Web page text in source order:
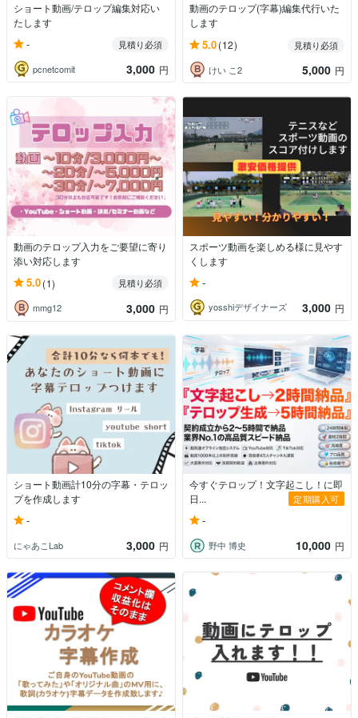
ショート動画/テロップ編集対応い
たします
-
見積り必須
pcnetcomit
3,000 円
動画のテロップ(字幕)編集代行いた
します
5.0(12)
見積り必須
けい こ2
5,000 円
動画のテロップ入力をご要望に寄り
添い対応します
5.0(1)
見積り必須
mmg12
3,000 円
スポーツ動画を楽しめる様に見やす
くします
-
yosshiデザイナーズ 3,000 円
ショート動画計10分の字幕・テロッ
プを作成します
-
にゃあこLab 3,000 円
今すぐテロップ！文字起こし！に即
日...
定期購入可
-
野中 博史 10,000 円